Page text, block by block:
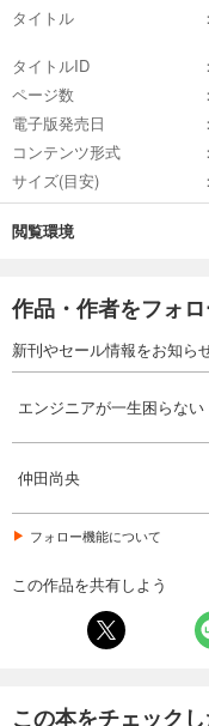
タイトル
タイトルID
ページ数
電子版発売日
コンテンツ形式
サイズ(目安)
閲覧環境
作品・作者をフォ
新刊やセール情報をお知ら
エンジニアが一生困らな
仲田尚央
フォロー機能について
この作品を共有しよう
この本をチェック